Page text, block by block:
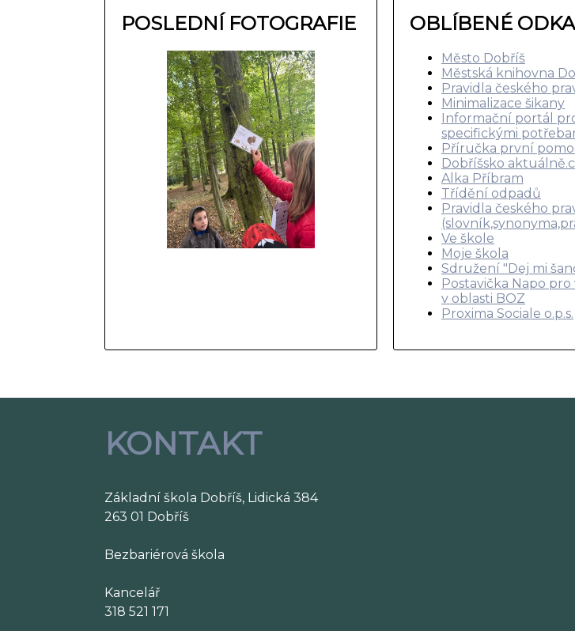
POSLEDNÍ FOTOGRAFIE OBLÍBENÉ
Město Dobříš
Městská knihovna
Pravidla českého
Minimalizace šikany
Informační portál
specifickými
Příručka první
Dobříšsko
Alka Příbram
Třídění odpadů
Pravidla českého
Ve škole
Moje škola
Sdružení "Dej mi
Postavička Napo
v oblasti BOZ
Proxima Sociale o.p.s.
KONTAKT
Základní škola Dobříš, Lidická 384
263 01 Dobříš
Bezbariérová škola
Kancelář
318 521 171